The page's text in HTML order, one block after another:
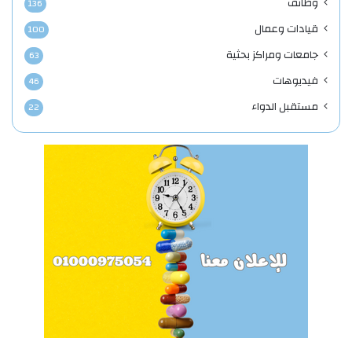
136
قيادات وعمال 100
جامعات ومراكز بحثية 63
فيديوهات 46
مستقبل الدواء 22